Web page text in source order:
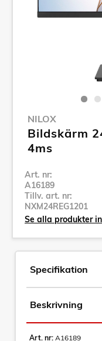
NILOX
Bildskärm
4ms
Art. nr:
A16189
Tillv. art. nr:
NXM24REG1201
Se alla produkter
Specifikation
Beskrivning
Art. nr: A16189